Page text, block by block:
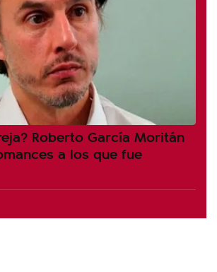
Roberto García Moritán
a los que fue